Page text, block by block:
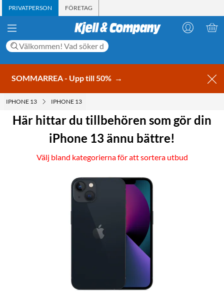
PRIVATPERSON FÖRETAG
SOMMARREA - Upp till 50% →
IPHONE 13 IPHONE 13
Här hittar du tillbehören som gör din
iPhone 13 ännu bättre!
Välj bland kategorierna för att sortera utbud